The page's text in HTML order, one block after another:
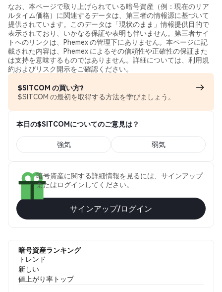
なお、本ページで取り上げられている暗号資産（例：現在のリア
ルタイム価格）に関連するデータは、第三者の情報源に基づいて
提供されています。このデータは「現状のまま」情報提供目的で
表示されており、いかなる保証や表明も伴いません。第三者サイ
トへのリンクは、Phemex の管理下にありません。本ページに記
載された内容は、Phemex によるその信頼性や正確性の保証また
は支持を意味するものではありません。詳細については、利用規
約およびリスク開示をご確認ください。
$SITCOM の買い方?
$SITCOM の最初を取得する方法を学びましょう。
本日の$SITCOMについてのご意見は？
強気 弱気
暗号資産に関する詳細情報を見るには、サインアップ
またはログインしてください。
サインアップ/ログイン
暗号資産ランキング
トレンド
新しい
値上がり率トップ